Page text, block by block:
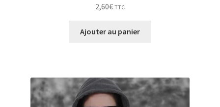
2,60€ TTC
Ajouter au panier